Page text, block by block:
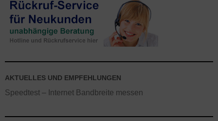
AKTUELLES UND EMPFEHLUNGEN
Speedtest – Internet Bandbreite messen